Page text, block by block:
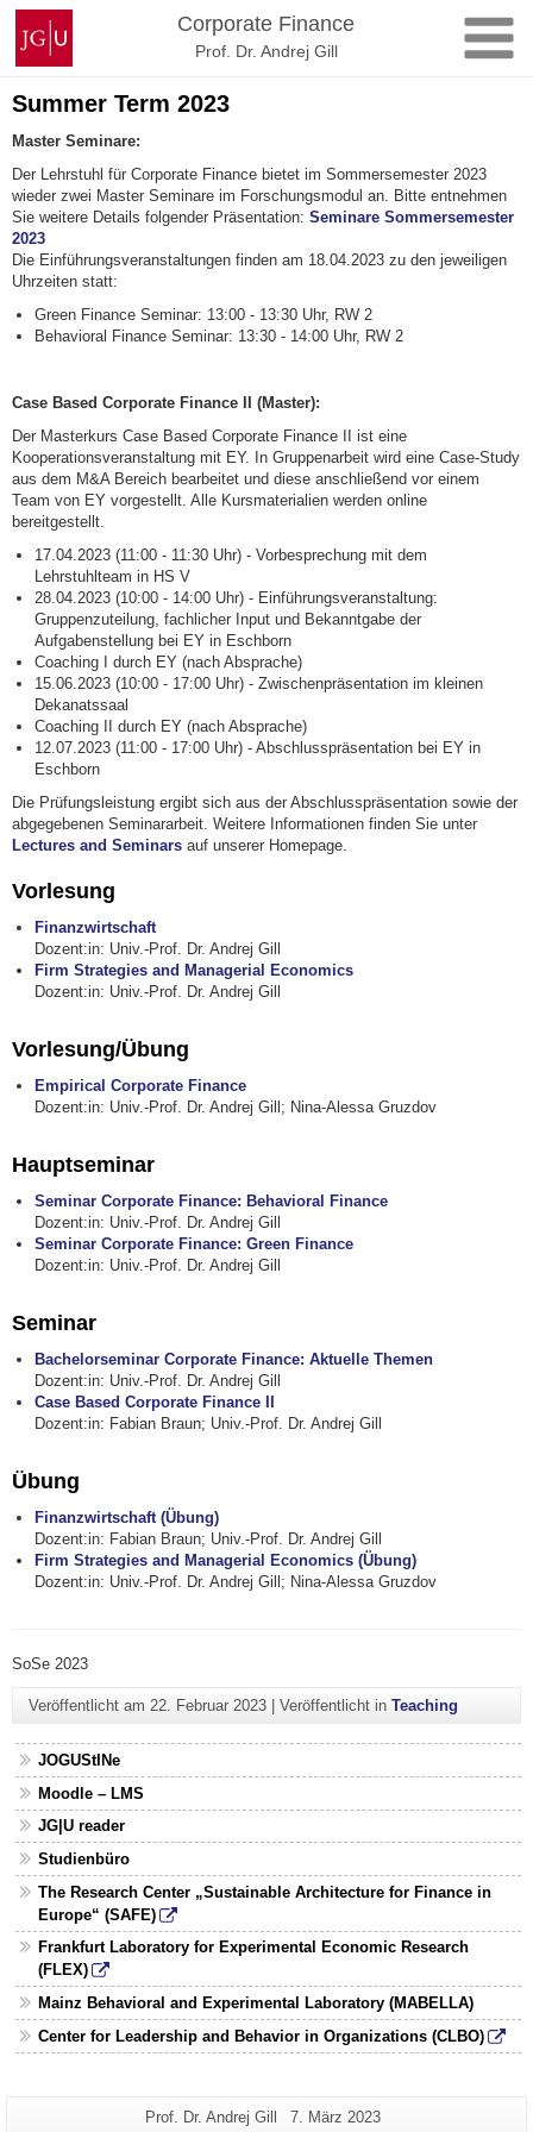
Zum
Inhalt
springen
Johannes
Gutenberg-
Universität
Mainz
Corporate Finance
Prof. Dr. Andrej Gill
Summer Term 2023
Master Seminare:
Der Lehrstuhl für Corporate Finance bietet im Sommersemester 2023
wieder zwei Master Seminare im Forschungsmodul an. Bitte entnehmen
Sie weitere Details folgender Präsentation: Seminare Sommersemester
2023
Die Einführungsveranstaltungen finden am 18.04.2023 zu den jeweiligen
Uhrzeiten statt:
Green Finance Seminar: 13:00 - 13:30 Uhr, RW 2
Behavioral Finance Seminar: 13:30 - 14:00 Uhr, RW 2
Case Based Corporate Finance II (Master):
Der Masterkurs Case Based Corporate Finance II ist eine
Kooperationsveranstaltung mit EY. In Gruppenarbeit wird eine Case-Study
aus dem M&A Bereich bearbeitet und diese anschließend vor einem
Team von EY vorgestellt. Alle Kursmaterialien werden online
bereitgestellt.
17.04.2023 (11:00 - 11:30 Uhr) - Vorbesprechung mit dem
Lehrstuhlteam in HS V
28.04.2023 (10:00 - 14:00 Uhr) - Einführungsveranstaltung:
Gruppenzuteilung, fachlicher Input und Bekanntgabe der
Aufgabenstellung bei EY in Eschborn
Coaching I durch EY (nach Absprache)
15.06.2023 (10:00 - 17:00 Uhr) - Zwischenpräsentation im kleinen
Dekanatssaal
Coaching II durch EY (nach Absprache)
12.07.2023 (11:00 - 17:00 Uhr) - Abschlusspräsentation bei EY in
Eschborn
Die Prüfungsleistung ergibt sich aus der Abschlusspräsentation sowie der
abgegebenen Seminararbeit. Weitere Informationen finden Sie unter
Lectures and Seminars auf unserer Homepage.
Vorlesung
Finanzwirtschaft
Dozent:in: Univ.-Prof. Dr. Andrej Gill
Firm Strategies and Managerial Economics
Dozent:in: Univ.-Prof. Dr. Andrej Gill
Vorlesung/Übung
Empirical Corporate Finance
Dozent:in: Univ.-Prof. Dr. Andrej Gill; Nina-Alessa Gruzdov
Hauptseminar
Seminar Corporate Finance: Behavioral Finance
Dozent:in: Univ.-Prof. Dr. Andrej Gill
Seminar Corporate Finance: Green Finance
Dozent:in: Univ.-Prof. Dr. Andrej Gill
Seminar
Bachelorseminar Corporate Finance: Aktuelle Themen
Dozent:in: Univ.-Prof. Dr. Andrej Gill
Case Based Corporate Finance II
Dozent:in: Fabian Braun; Univ.-Prof. Dr. Andrej Gill
Übung
Finanzwirtschaft (Übung)
Dozent:in: Fabian Braun; Univ.-Prof. Dr. Andrej Gill
Firm Strategies and Managerial Economics (Übung)
Dozent:in: Univ.-Prof. Dr. Andrej Gill; Nina-Alessa Gruzdov
SoSe 2023
Veröffentlicht am 22. Februar 2023| Veröffentlicht in Teaching
JOGUStINe
Moodle – LMS
JG|U reader
Studienbüro
The Research Center „Sustainable Architecture for Finance in
Europe“ (SAFE)
Frankfurt Laboratory for Experimental Economic Research
(FLEX)
Mainz Behavioral and Experimental Laboratory (MABELLA)
Center for Leadership and Behavior in Organizations (CLBO)
Zusätzliche
Seiten-
Prof. Dr. Andrej Gill
Letzte
7. März 2023